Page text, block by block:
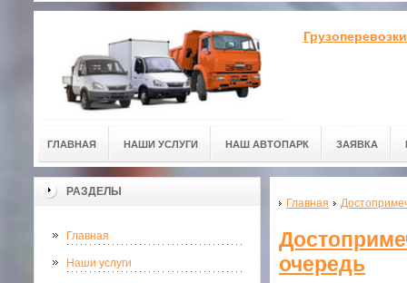
ГЛАВНАЯ НАШИ УСЛУГИ НАШ АВТОПАРК ЗАЯВКА
РАЗДЕЛЫ
Главная
Наши услуги
Главная
очередь